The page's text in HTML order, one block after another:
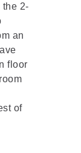
2-
an
floor
of